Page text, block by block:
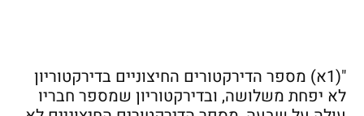
"(1א) מספר הדירקטורים החיצוניים בדירקטוריון
לא יפחת משלושה, ובדירקטוריון שמספר חבריו